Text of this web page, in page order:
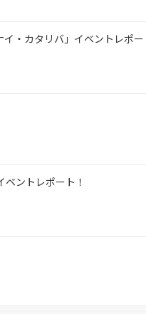
・カタリバ」イベントレポー
ントレポート！